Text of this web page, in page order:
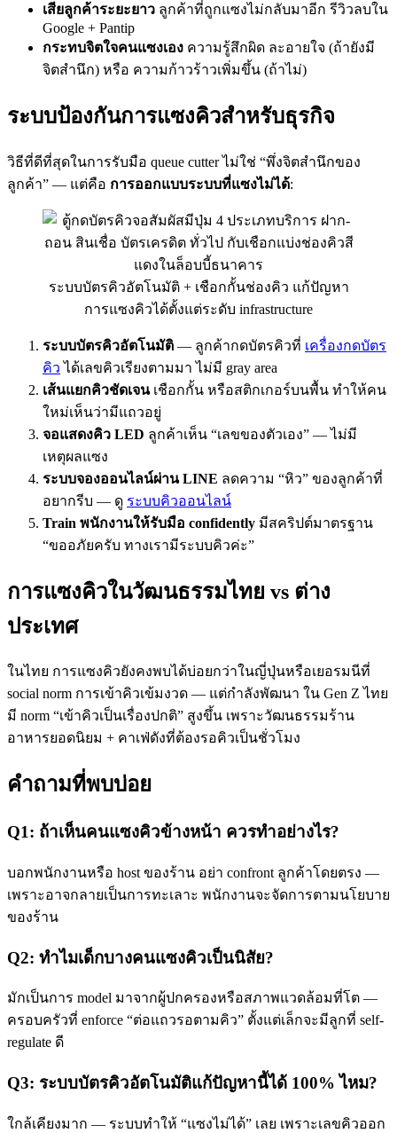
เสียลูกค้าระยะยาว ลูกค้าที่ถูกแซงไม่กลับมาอีก รีวิวลบใน
Google + Pantip
กระทบจิตใจคนแซงเอง ความรู้สึกผิด ละอายใจ (ถ้ายังมี
จิตสำนึก) หรือ ความก้าวร้าวเพิ่มขึ้น (ถ้าไม่)
ระบบป้องกันการแซงคิวสำหรับธุรกิจ
วิธีที่ดีที่สุดในการรับมือ queue cutter ไม่ใช่ “พึ่งจิตสำนึกของ
ลูกค้า” — แต่คือ การออกแบบระบบที่แซงไม่ได้:
ระบบบัตรคิวอัตโนมัติ + เชือกกั้นช่องคิว แก้ปัญหา
การแซงคิวได้ตั้งแต่ระดับ infrastructure
ระบบบัตรคิวอัตโนมัติ — ลูกค้ากดบัตรคิวที่ เครื่องกดบัตร
คิว ได้เลขคิวเรียงตามมา ไม่มี gray area
เส้นแยกคิวชัดเจนเชือกกั้น หรือสติกเกอร์บนพื้น ทำให้คน
ใหม่เห็นว่ามีแถวอยู่
จอแสดงคิว LED ลูกค้าเห็น “เลขของตัวเอง” — ไม่มี
เหตุผลแซง
ระบบจองออนไลน์ผ่าน LINE ลดความ “หิว” ของลูกค้าที่
อยากรีบ — ดู ระบบคิวออนไลน์
Train พนักงานให้รับมือ confidently มีสคริปต์มาตรฐาน
“ขออภัยครับ ทางเรามีระบบคิวค่ะ”
การแซงคิวในวัฒนธรรมไทย vs ต่าง
ประเทศ
ในไทย การแซงคิวยังคงพบได้บ่อยกว่าในญี่ปุ่นหรือเยอรมนีที่
social norm การเข้าคิวเข้มงวด — แต่กำลังพัฒนา ใน Gen Z ไทย
มี norm “เข้าคิวเป็นเรื่องปกติ” สูงขึ้น เพราะวัฒนธรรมร้าน
อาหารยอดนิยม + คาเฟ่ดังที่ต้องรอคิวเป็นชั่วโมง
คำถามที่พบบ่อย
Q1: ถ้าเห็นคนแซงคิวข้างหน้า ควรทำอย่างไร?
บอกพนักงานหรือ host ของร้าน อย่า confront ลูกค้าโดยตรง —
เพราะอาจกลายเป็นการทะเลาะ พนักงานจะจัดการตามนโยบาย
ของร้าน
Q2: ทำไมเด็กบางคนแซงคิวเป็นนิสัย?
มักเป็นการ model มาจากผู้ปกครองหรือสภาพแวดล้อมที่โต —
ครอบครัวที่ enforce “ต่อแถวรอตามคิว” ตั้งแต่เล็กจะมีลูกที่ self-
regulate ดี
Q3: ระบบบัตรคิวอัตโนมัติแก้ปัญหานี้ได้ 100% ไหม?
ใกล้เคียงมาก — ระบบทำให้ “แซงไม่ได้” เลย เพราะเลขคิวออก